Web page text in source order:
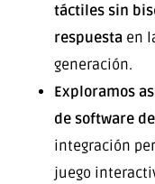
táctiles sin
respuesta en
generación.
Exploramos
de software
integración
juego